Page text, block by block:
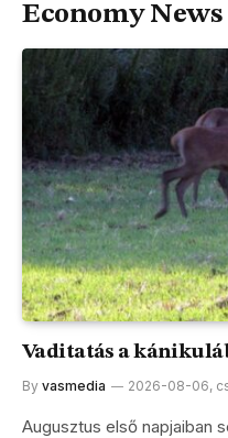
Economy News
Vaditatás a
By vasmedia 2026-08-06,
Augusztus első napjaiban